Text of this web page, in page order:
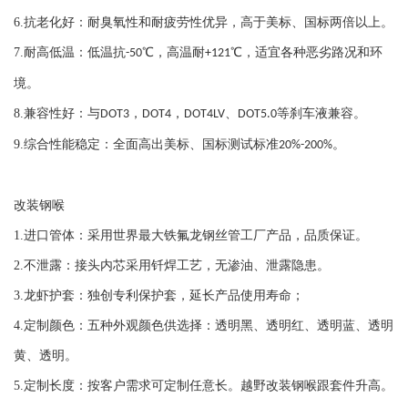
大众 桑塔纳 2000
大众 桑塔纳 3000
大众 桑塔纳 经典
大众 途安 2010-2018
大众 途观 2010-2013
大众 途锐 7P 2011-2018
大众 途锐 7LPR：1LB 2003-2010
大众 途锐 7LPR:1LT,1LU 2007-2010
大众 途昂 0A1 2017-
6.抗老化好：耐臭氧性和耐疲劳性优异，高于美标、国标两倍以上。
7.耐高低温：低温抗-50℃，高温耐+121℃，适宜各种恶劣路况和环
境。
8.兼容性好：与DOT3 ， DOT4 ， DOT4LV、 DOT5.0等刹车液兼容。
9.综合性能稳定：全面高出美标、国标测试标准20%-200%。
改装钢喉
1.进口管体：采用世界最大铁氟龙钢丝管工厂产品，品质保证。
2.不泄露：接头内芯采用钎焊工艺，无渗油、泄露隐患。
3.龙虾护套：独创专利保护套，延长产品使用寿命；
4.定制颜色：五种外观颜色供选择：透明黑、透明红、透明蓝、透明
黄、透明。
5.定制长度：按客户需求可定制任意长。越野改装钢喉跟套件升高。